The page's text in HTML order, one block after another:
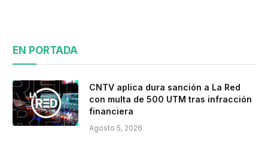
EN PORTADA
CNTV aplica dura sanción a La Red
con multa de 500 UTM tras infracción
financiera
Agosto 5, 2026